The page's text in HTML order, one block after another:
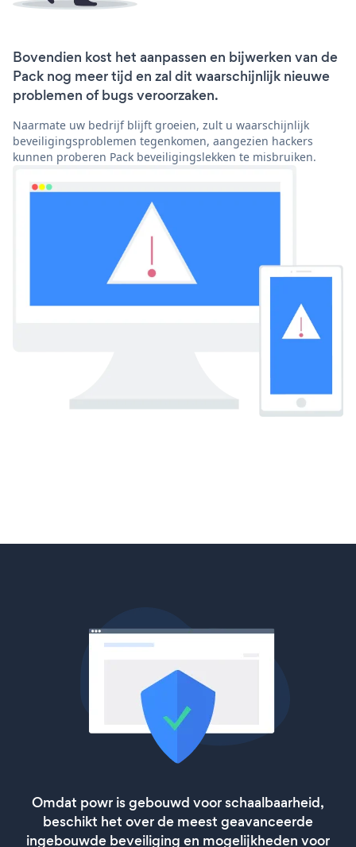
Bovendien kost het aanpassen en bijwerken van de
Pack nog meer tijd en zal dit waarschijnlijk nieuwe
problemen of bugs veroorzaken.
Naarmate uw bedrijf blijft groeien, zult u waarschijnlijk
beveiligingsproblemen tegenkomen, aangezien hackers
kunnen proberen Pack beveiligingslekken te misbruiken.
Omdat powr is gebouwd voor schaalbaarheid,
beschikt het over de meest geavanceerde
ingebouwde beveiliging en mogelijkheden voor